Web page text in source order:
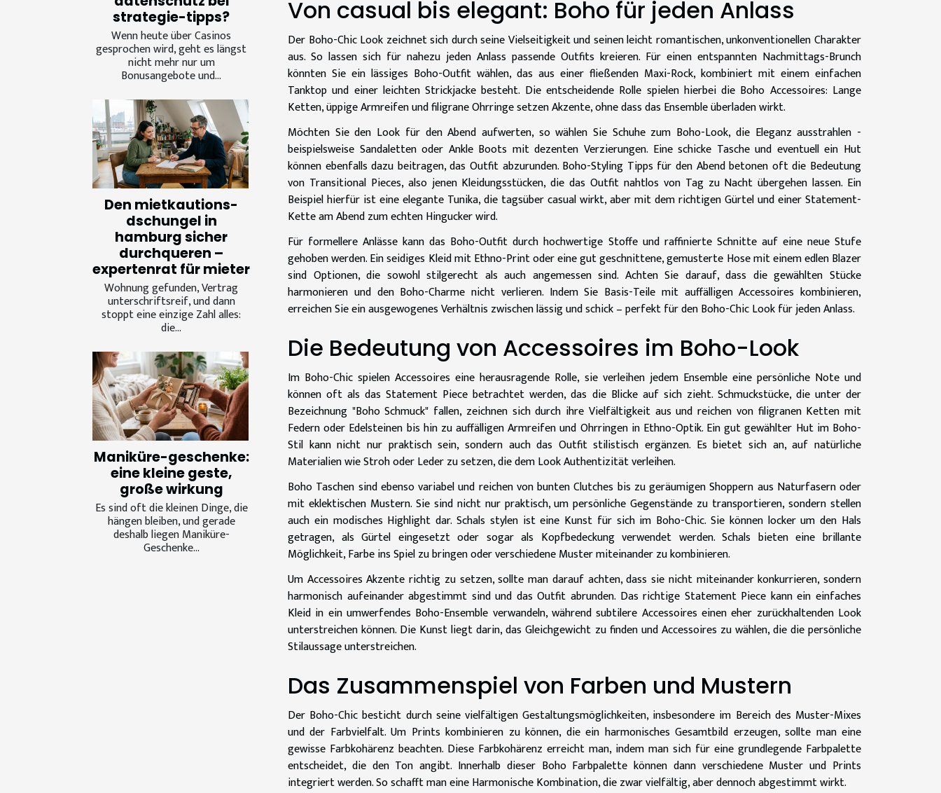
strategie-tipps?
Wenn heute über Casinos
gesprochen wird, geht es längst
nicht mehr nur um
Bonusangebote und...
Den mietkautions-
dschungel in
hamburg sicher
durchqueren –
expertenrat für mieter
Wohnung gefunden, Vertrag
unterschriftsreif, und dann
stoppt eine einzige Zahl alles:
die...
Maniküre-geschenke:
eine kleine geste,
große wirkung
Es sind oft die kleinen Dinge, die
hängen bleiben, und gerade
deshalb liegen Maniküre-
Geschenke...
Von casual bis elegant: Boho für jeden Anlass
Der Boho-Chic Look zeichnet sich durch seine Vielseitigkeit und seinen leicht romantischen, unkonventionellen Charakter
aus. So lassen sich für nahezu jeden Anlass passende Outfits kreieren. Für einen entspannten Nachmittags-Brunch
könnten Sie ein lässiges Boho-Outfit wählen, das aus einer fließenden Maxi-Rock, kombiniert mit einem einfachen
Tanktop und einer leichten Strickjacke besteht. Die entscheidende Rolle spielen hierbei die Boho Accessoires: Lange
Ketten, üppige Armreifen und filigrane Ohrringe setzen Akzente, ohne dass das Ensemble überladen wirkt.
Möchten Sie den Look für den Abend aufwerten, so wählen Sie Schuhe zum Boho-Look, die Eleganz ausstrahlen -
beispielsweise Sandaletten oder Ankle Boots mit dezenten Verzierungen. Eine schicke Tasche und eventuell ein Hut
können ebenfalls dazu beitragen, das Outfit abzurunden. Boho-Styling Tipps für den Abend betonen oft die Bedeutung
von Transitional Pieces, also jenen Kleidungsstücken, die das Outfit nahtlos von Tag zu Nacht übergehen lassen. Ein
Beispiel hierfür ist eine elegante Tunika, die tagsüber casual wirkt, aber mit dem richtigen Gürtel und einer Statement-
Kette am Abend zum echten Hingucker wird.
Für formellere Anlässe kann das Boho-Outfit durch hochwertige Stoffe und raffinierte Schnitte auf eine neue Stufe
gehoben werden. Ein seidiges Kleid mit Ethno-Print oder eine gut geschnittene, gemusterte Hose mit einem edlen Blazer
sind Optionen, die sowohl stilgerecht als auch angemessen sind. Achten Sie darauf, dass die gewählten Stücke
harmonieren und den Boho-Charme nicht verlieren. Indem Sie Basis-Teile mit auffälligen Accessoires kombinieren,
erreichen Sie ein ausgewogenes Verhältnis zwischen lässig und schick – perfekt für den Boho-Chic Look für jeden Anlass.
Die Bedeutung von Accessoires im Boho-Look
Im Boho-Chic spielen Accessoires eine herausragende Rolle, sie verleihen jedem Ensemble eine persönliche Note und
können oft als das Statement Piece betrachtet werden, das die Blicke auf sich zieht. Schmuckstücke, die unter der
Bezeichnung "Boho Schmuck" fallen, zeichnen sich durch ihre Vielfältigkeit aus und reichen von filigranen Ketten mit
Federn oder Edelsteinen bis hin zu auffälligen Armreifen und Ohrringen in Ethno-Optik. Ein gut gewählter Hut im Boho-
Stil kann nicht nur praktisch sein, sondern auch das Outfit stilistisch ergänzen. Es bietet sich an, auf natürliche
Materialien wie Stroh oder Leder zu setzen, die dem Look Authentizität verleihen.
Boho Taschen sind ebenso variabel und reichen von bunten Clutches bis zu geräumigen Shoppern aus Naturfasern oder
mit eklektischen Mustern. Sie sind nicht nur praktisch, um persönliche Gegenstände zu transportieren, sondern stellen
auch ein modisches Highlight dar. Schals stylen ist eine Kunst für sich im Boho-Chic. Sie können locker um den Hals
getragen, als Gürtel eingesetzt oder sogar als Kopfbedeckung verwendet werden. Schals bieten eine brillante
Möglichkeit, Farbe ins Spiel zu bringen oder verschiedene Muster miteinander zu kombinieren.
Um Accessoires Akzente richtig zu setzen, sollte man darauf achten, dass sie nicht miteinander konkurrieren, sondern
harmonisch aufeinander abgestimmt sind und das Outfit abrunden. Das richtige Statement Piece kann ein einfaches
Kleid in ein umwerfendes Boho-Ensemble verwandeln, während subtilere Accessoires einen eher zurückhaltenden Look
unterstreichen können. Die Kunst liegt darin, das Gleichgewicht zu finden und Accessoires zu wählen, die die persönliche
Stilaussage unterstreichen.
Das Zusammenspiel von Farben und Mustern
Der Boho-Chic besticht durch seine vielfältigen Gestaltungsmöglichkeiten, insbesondere im Bereich des Muster-Mixes
und der Farbvielfalt. Um Prints kombinieren zu können, die ein harmonisches Gesamtbild erzeugen, sollte man eine
gewisse Farbkohärenz beachten. Diese Farbkohärenz erreicht man, indem man sich für eine grundlegende Farbpalette
entscheidet, die den Ton angibt. Innerhalb dieser Boho Farbpalette können dann verschiedene Muster und Prints
integriert werden. So schafft man eine Harmonische Kombination, die zwar vielfältig, aber dennoch abgestimmt wirkt.